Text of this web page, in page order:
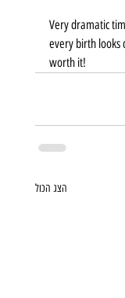
Very dramatic
every birth looks
worth it!
הצג הכול